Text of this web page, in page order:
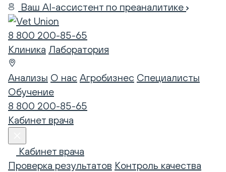
Ваш AI-ассистент по преаналитике
8 800 200-85-65
Клиника Лаборатория
Анализы О нас Агробизнес Специалисты
Обучение
8 800 200-85-65
Кабинет врача
Кабинет врача
Проверка результатов Контроль качества